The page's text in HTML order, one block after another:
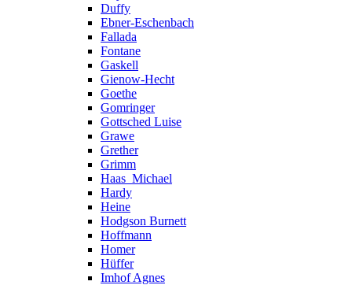
Duffy
Ebner-Eschenbach
Fallada
Fontane
Gaskell
Gienow-Hecht
Goethe
Gomringer
Gottsched Luise
Grawe
Grether
Grimm
Haas_Michael
Hardy
Heine
Hodgson Burnett
Hoffmann
Homer
Hüffer
Imhof Agnes